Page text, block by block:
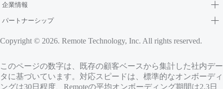
企業情報
パートナーシップ
Copyright © 2026. Remote Technology, Inc. All rights reserved.
このページの数字は、既存の顧客ベースから集計した社内デー
タに基づいています。対応スピードは、標準的なオンボーディ
ングは30日程度、Remoteの平均オンボーディング期間は2.3日